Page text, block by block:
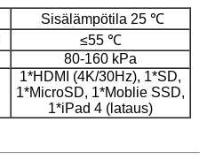
Sisälämpötila 25 ℃
≤55 ℃
80-160 kPa
1*HDMI (4K/30Hz), 1*SD,
1*MicroSD, 1*Moblie SSD,
1*iPad 4 (lataus)